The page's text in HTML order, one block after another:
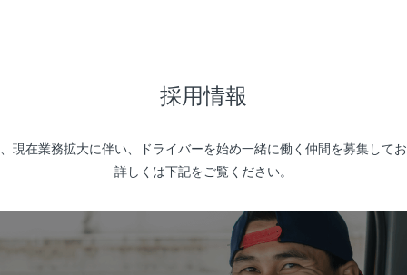
採用情報
現在業務拡大に伴い、ドライバーを始め一緒に働く仲間を募集して
詳しくは下記をご覧ください。